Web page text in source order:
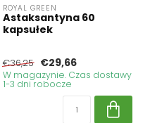
ROYAL GREEN
Astaksantyna 60
kapsułek
€36,25 €29,66
W magazynie. Czas dostawy
1-3 dni robocze